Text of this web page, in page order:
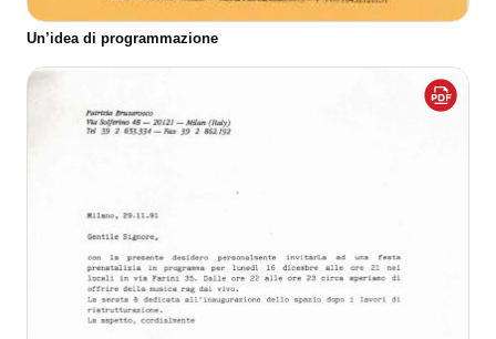
Un’idea di programmazione